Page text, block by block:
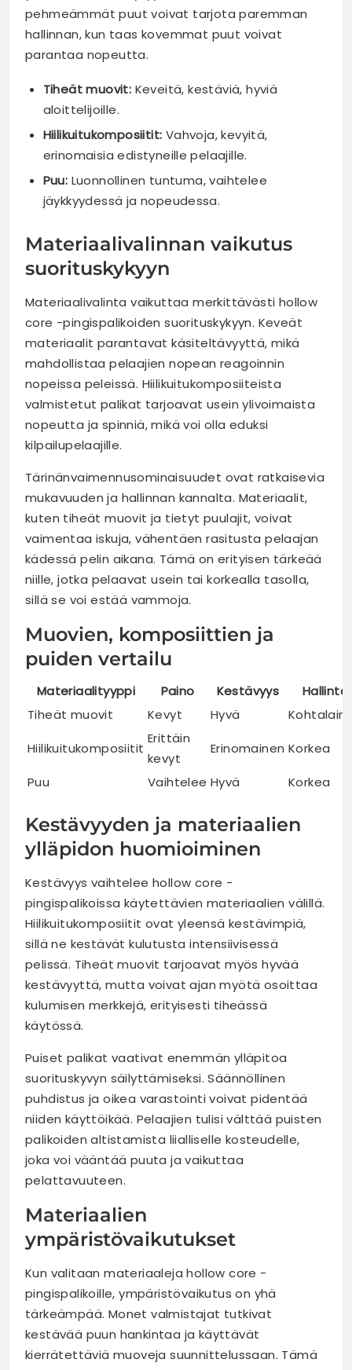
pehmeämmät puut voivat tarjota paremman
hallinnan, kun taas kovemmat puut voivat
parantaa nopeutta.
Tiheät muovit: Keveitä, kestäviä, hyviä
aloittelijoille.
Hiilikuitukomposiitit: Vahvoja, kevyitä,
erinomaisia edistyneille pelaajille.
Puu: Luonnollinen tuntuma, vaihtelee
jäykkyydessä ja nopeudessa.
Materiaalivalinnan vaikutus
suorituskykyyn
Materiaalivalinta vaikuttaa merkittävästi hollow
core -pingispalikoiden suorituskykyyn. Keveät
materiaalit parantavat käsiteltävyyttä, mikä
mahdollistaa pelaajien nopean reagoinnin
nopeissa peleissä. Hiilikuitukomposiiteista
valmistetut palikat tarjoavat usein ylivoimaista
nopeutta ja spinniä, mikä voi olla eduksi
kilpailupelaajille.
Tärinänvaimennusominaisuudet ovat ratkaisevia
mukavuuden ja hallinnan kannalta. Materiaalit,
kuten tiheät muovit ja tietyt puulajit, voivat
vaimentaa iskuja, vähentäen rasitusta pelaajan
kädessä pelin aikana. Tämä on erityisen tärkeää
niille, jotka pelaavat usein tai korkealla tasolla,
sillä se voi estää vammoja.
Muovien, komposiittien ja
puiden vertailu
Materiaalityyppi Paino Kestävyys
Hallinta
Tiheät muovit
Kevyt Hyvä
Hiilikuitukomposiitit
Erittäin
kevyt
Erinomainen Korkea
Puu Vaihtelee Hyvä Korkea
Kestävyyden ja materiaalien
ylläpidon huomioiminen
Kestävyys vaihtelee hollow core -
pingispalikoissa käytettävien materiaalien välillä.
Hiilikuitukomposiitit ovat yleensä kestävimpiä,
sillä ne kestävät kulutusta intensiivisessä
pelissä. Tiheät muovit tarjoavat myös hyvää
kestävyyttä, mutta voivat ajan myötä osoittaa
kulumisen merkkejä, erityisesti tiheässä
käytössä.
Puiset palikat vaativat enemmän ylläpitoa
suorituskyvyn säilyttämiseksi. Säännöllinen
puhdistus ja oikea varastointi voivat pidentää
niiden käyttöikää. Pelaajien tulisi välttää puisten
palikoiden altistamista liialliselle kosteudelle,
joka voi vääntää puuta ja vaikuttaa
pelattavuuteen.
Materiaalien
ympäristövaikutukset
Kun valitaan materiaaleja hollow core -
pingispalikoille, ympäristövaikutus on yhä
tärkeämpää. Monet valmistajat tutkivat
kestävää puun hankintaa ja käyttävät
kierrätettäviä muoveja suunnittelussaan. Tämä